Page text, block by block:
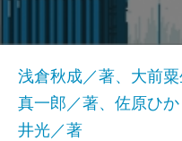
浅倉秋成／著、大前
真一郎／著、佐原ひ
井光／著